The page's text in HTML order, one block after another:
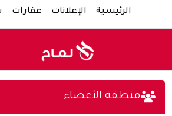
الرئيسية الإعلانات عقارات
منطقة الأعضاء